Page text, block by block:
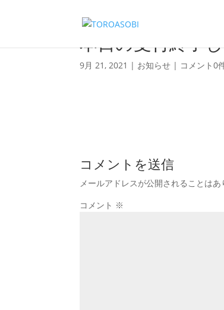
本日の受付終了
9月 21, 2021 | お知らせ | コメント0
コメントを送信
メールアドレスが公開されることはあ
コメント ※